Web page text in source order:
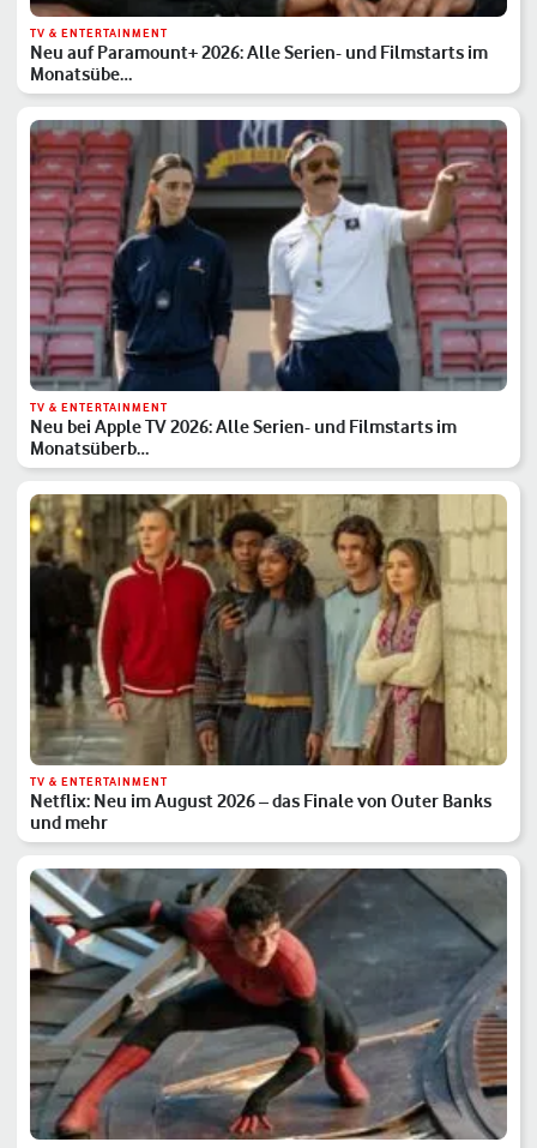
TV & ENTERTAINMENT
Neu auf Paramount+ 2026: Alle Serien- und Filmstarts im
Monatsübe…
TV & ENTERTAINMENT
Neu bei Apple TV 2026: Alle Serien- und Filmstarts im
Monatsüberb…
TV & ENTERTAINMENT
Netflix: Neu im August 2026 – das Finale von Outer Banks
und mehr